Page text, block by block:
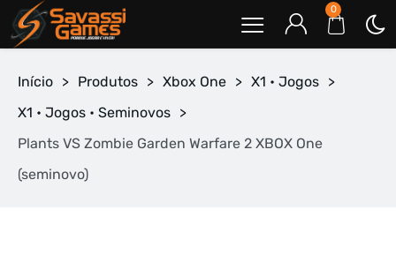
0
Início > Produtos > Xbox One > X1 • Jogos >
X1 • Jogos • Seminovos >
Plants VS Zombie Garden Warfare 2 XBOX One
(seminovo)